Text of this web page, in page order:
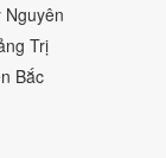
Nguyên
Trị
Bắc